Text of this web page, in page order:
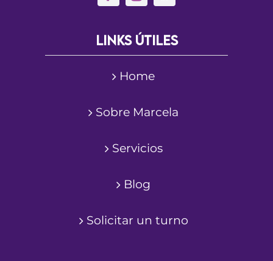
Links útiles
Home
Sobre Marcela
Servicios
Blog
Solicitar un turno